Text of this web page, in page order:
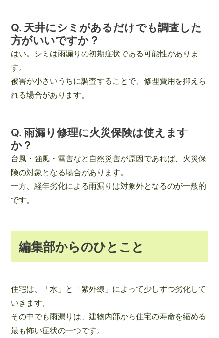
Q. 天井にシミがあるだけでも調査した
方がいいですか？
はい。シミは雨漏りの初期症状である可能性がありま
す。
被害が小さいうちに調査することで、修理費用を抑えら
れる場合があります。
Q. 雨漏り修理に火災保険は使えます
か？
台風・強風・雪害など自然災害が原因であれば、火災保
険の対象となる場合があります。
一方、経年劣化による雨漏りは対象外となるのが一般的
です。
編集部からのひとこと
住宅は、「水」と「紫外線」によって少しずつ劣化して
いきます。
その中でも雨漏りは、建物内部から住宅の寿命を縮める
最も怖い症状の一つです。